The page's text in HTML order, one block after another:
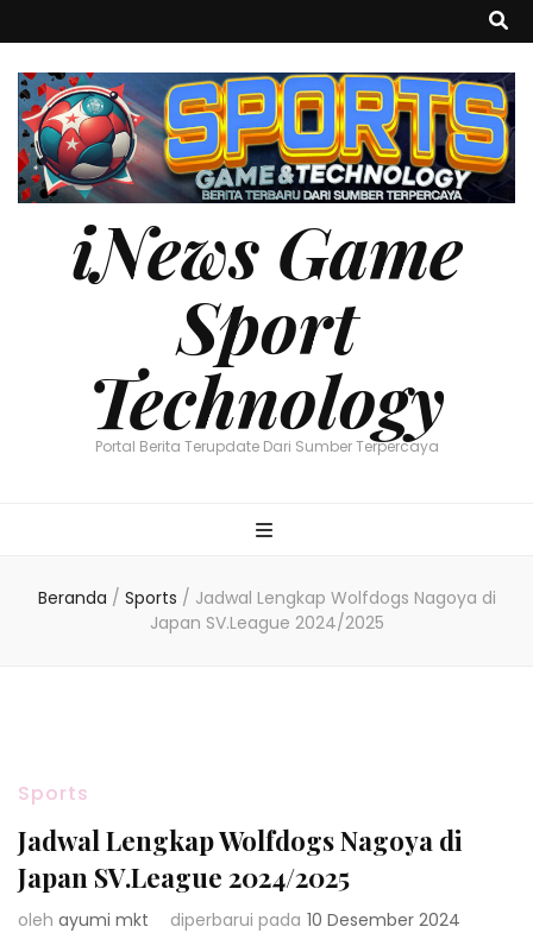
iNews Game
Sport
Technology
Portal Berita Terupdate Dari Sumber Terpercaya
Beranda / Sports / Jadwal Lengkap Wolfdogs Nagoya di
Japan SV.League 2024/2025
Sports
Jadwal Lengkap Wolfdogs Nagoya di
Japan SV.League 2024/2025
oleh ayumi mkt diperbarui pada 10 Desember 2024